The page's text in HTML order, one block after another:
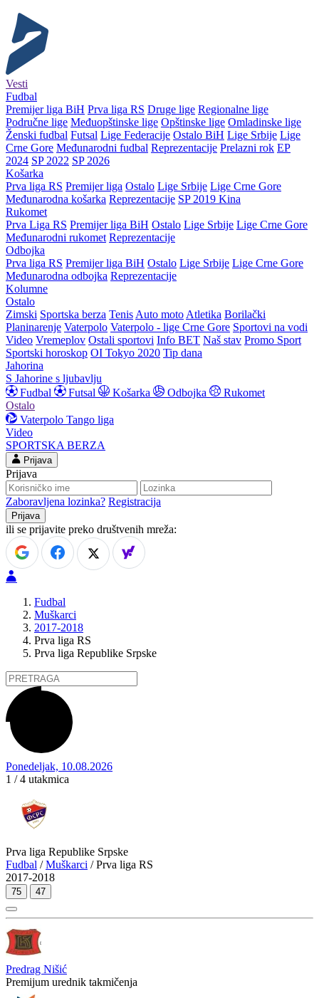
Vesti
Fudbal
Premijer liga BiH Prva liga RS Druge lige Regionalne lige
Područne lige Međuopštinske lige Opštinske lige Omladinske lige
Ženski fudbal Futsal Lige Federacije Ostalo BiH Lige Srbije Lige
Crne Gore Međunarodni fudbal Reprezentacije Prelazni rok EP
2024 SP 2022 SP 2026
Košarka
Prva liga RS Premijer liga Ostalo Lige Srbije Lige Crne Gore
Međunarodna košarka Reprezentacije SP 2019 Kina
Rukomet
Prva Liga RS Premijer liga BiH Ostalo Lige Srbije Lige Crne Gore
Međunarodni rukomet Reprezentacije
Odbojka
Prva liga RS Premijer liga BiH Ostalo Lige Srbije Lige Crne Gore
Međunarodna odbojka Reprezentacije
Kolumne
Ostalo
Zimski Sportska berza Tenis Auto moto Atletika Borilački
Planinarenje Vaterpolo Vaterpolo - lige Crne Gore Sportovi na vodi
Video Vremeplov Ostali sportovi Info BET Naš stav Promo Sport
Sportski horoskop OI Tokyo 2020 Tip dana
Jahorina
S Jahorine s ljubavlju
Fudbal
Futsal Košarka Odbojka
Rukomet
Ostalo
Vaterpolo Tango liga
Video
SPORTSKA BERZA
Prijava
Prijava
Zaboravljena lozinka? Registracija
ili se prijavite preko društvenih mreža:
Fudbal
Muškarci
2017-2018
Prva liga RS
Prva liga Republike Srpske
Ponedeljak, 10.08.2026
1 / 4 utakmica
Prva liga Republike Srpske
Fudbal /Muškarci / Prva liga RS
2017-2018
75 47
Predrag Nišić
Premijum urednik takmičenja